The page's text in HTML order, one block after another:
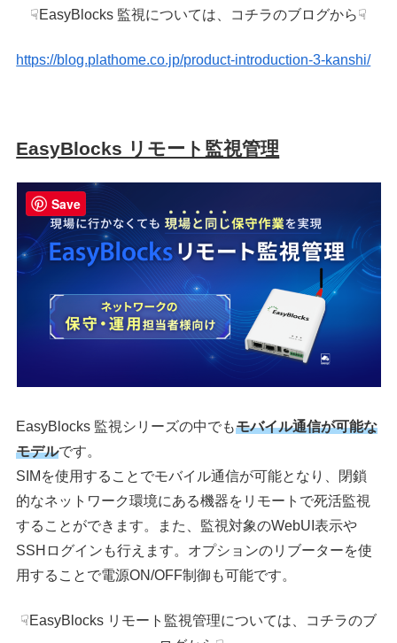
☟EasyBlocks 監視については、コチラのブログから☟
https://blog.plathome.co.jp/product-introduction-3-kanshi/
EasyBlocks リモート監視管理
EasyBlocks 監視シリーズの中でもモバイル通信が可能な
モデルです。
SIMを使用することでモバイル通信が可能となり、閉鎖
的なネットワーク環境にある機器をリモートで死活監視
することができます。また、監視対象のWebUI表示や
SSHログインも行えます。オプションのリブーターを使
用することで電源ON/OFF制御も可能です。
☟EasyBlocks リモート監視管理については、コチラのブ
Save